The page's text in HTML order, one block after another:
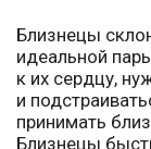
Близнецы
идеальной
к их сердцу,
и
принимать
Близнецы